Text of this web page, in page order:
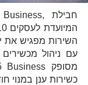
כשירות ענן במנוי